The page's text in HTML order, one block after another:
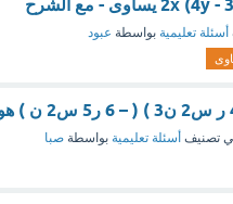
أسئلة تعليمية بواسطة عبود
تصنيف أسئلة تعليمية بواسطة صبا